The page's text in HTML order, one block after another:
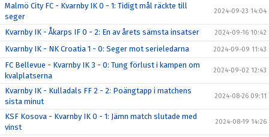
Malmö City FC - Kvarnby IK 0 - 1: Tidigt mål räckte till
seger
2024-09-23 14:04
Kvarnby IK - Åkarps IF 0 - 2: En av årets sämsta insatser 2024-09-16 10:42
Kvarnby IK - NK Croatia 1 - 0: Seger mot serieledarna 2024-09-09 11:43
FC Bellevue - Kvarnby IK 3 - 0: Tung förlust i kampen om
kvalplatserna
2024-09-02 12:43
Kvarnby IK - Kulladals FF 2 - 2: Poängtapp i matchens
sista minut
2024-08-26 09:11
KSF Kosova - Kvarnby IK 0 - 1: Jämn match slutade med
vinst
2024-08-19 14:26